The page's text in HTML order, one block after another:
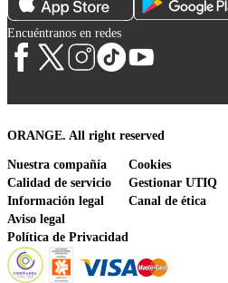
Encuéntranos en redes
ORANGE. All right reserved
Nuestra compañía
Calidad de servicio
Información legal
Aviso legal
Política de Privacidad
Cookies
Gestionar UTIQ
Canal de ética